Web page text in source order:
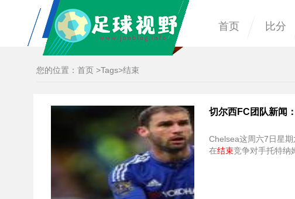
首页 比分
您的位置： 首页 >Tags>结束
切尔西FC团队新闻
Chelsea这周六7日星
在结束竞争对手托特纳